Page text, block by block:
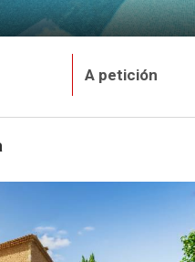
A petición